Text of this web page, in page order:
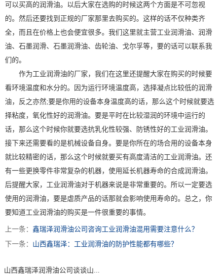
可以买高的润滑油。以后大家在选购的时候这两个方面是不可忽视
的。然后还要找到正规的厂家那里去购买的。这样的话不仅种类齐
全，而且在价格上也会便宜很多。我们这里就主营工业润滑油、润滑
油、石墨润滑、石墨润滑油、齿轮油、戈尔孚等，要的话可以联系我
们的。
作为工业润滑油的厂家，我们在这里还提醒大家在购买的时候要
看环境温度和水分的。因为运行环境温度高，选择凝点比较低的润滑
油，反之亦然;要是你用的设备本身温度高的话，那么这个时候就要选
择粘度，氧化性好的润滑油。要是平时在比较湿润的环境中运行的
话，那么这个时候你就要选抗乳化性较强、防锈性好的工业润滑油。
接下来还需要看的是机械设备自身。要是你所在的场合用的设备本身
就比较精密的话，那么这个时候就要买有高度清洁的工业润滑油。还
有一些更换零件非常复杂的机器，使用延长机器寿命的合成润滑油。
后提醒大家，工业润滑油对于机器来说是非常重要的。所以一定要选
使用的润滑油，要是虐质产品的话那就会影响使用寿命的。总之，你
要知道工业润滑油的购买是一件很重要的事情。
上一条： 鑫瑞泽润滑油公司咨询工业润滑油混用需要注意什么？
下一条： 山西鑫瑞泽：工业润滑油的防护性能都有哪些？
山西鑫瑞泽润滑油公司谈谈山...